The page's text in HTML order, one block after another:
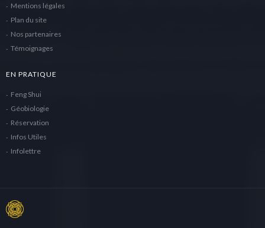
Mentions légales
Plan du site
Nos partenaires
Témoignages
EN PRATIQUE
Feng Shui
Géobiologie
Réservation
Infos Utiles
Infolettre